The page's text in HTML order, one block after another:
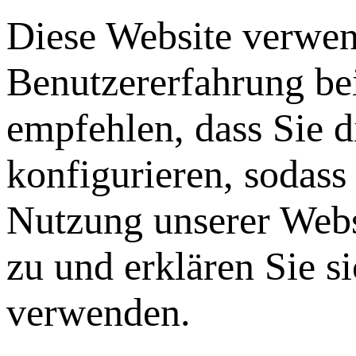
Diese Website
Benutzererfahrung
empfehlen, dass Sie
konfigurieren,
Nutzung unserer
zu und erklären Sie
verwenden.